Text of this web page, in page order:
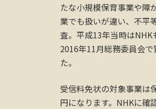
たな小規模保育事業や障
業でも扱いが違い、不平
査。平成13年当時はNHK
2016年11月総務委員会
た。
受信料免状の対象事業は
円になります。NHKに確